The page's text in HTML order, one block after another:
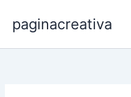
content
paginacreativa